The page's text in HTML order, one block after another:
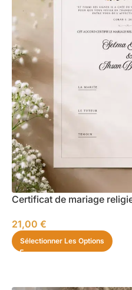
Certificat de mariage
21,00 €
Sélectionner Les Options